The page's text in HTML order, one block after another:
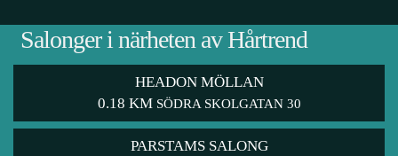
Salonger i närheten av Hårtrend
HEADON MÖLLAN
0.18 KM SÖDRA SKOLGATAN 30
PARSTAMS SALONG